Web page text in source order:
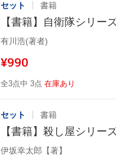
セット 書籍
【書籍】自衛隊シリー
有川浩(著者)
¥990
全3点中 3点 在庫あり
セット 書籍
【書籍】殺し屋シリー
伊坂幸太郎【著】